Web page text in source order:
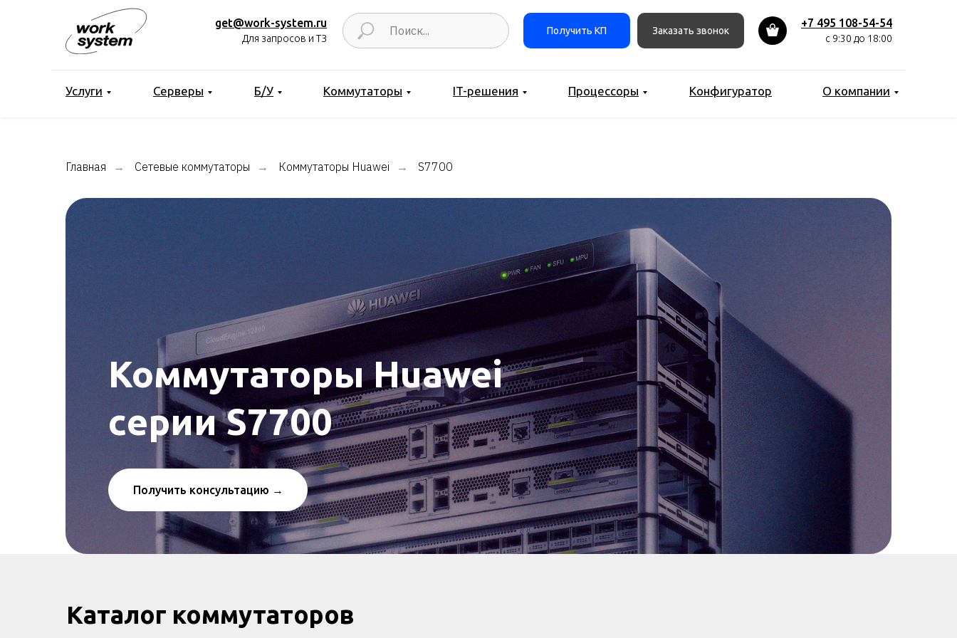
get@work-system.ru
Для запросов и ТЗ
+7 495 108-54-54
с 9:30 до 18:00
Заказать звонок
Получить КП
Услуги Серверы Б/У Коммутаторы IT-решения Процессоры Конфигуратор О компании
Главная → Сетевые коммутаторы → Коммутаторы Huawei → S7700
Коммутаторы Huawei
серии S7700
Получить консультацию →
Каталог коммутаторов